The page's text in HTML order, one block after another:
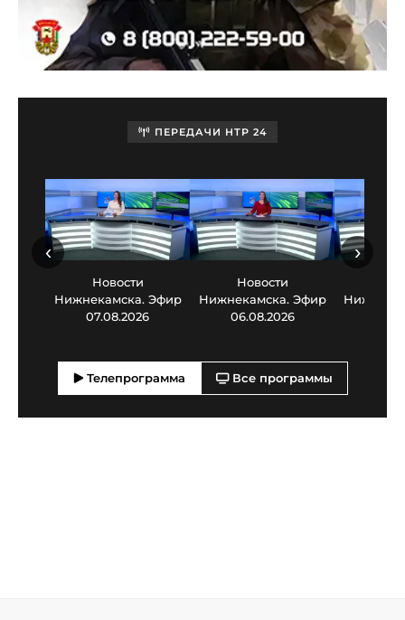
ПЕРЕДАЧИ НТР 24
Новости
Нижнекамска. Эфир
07.08.2026
Новости
Нижнекамска. Эфир
06.08.2026
‹ ›
Телепрограмма Все программы